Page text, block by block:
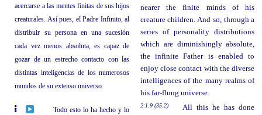
acercarse a las mentes finitas de sus hijos
creaturales. Así pues, el Padre Infinito, al
distribuir su persona en una sucesión
cada vez menos absoluta, es capaz de
gozar de un estrecho contacto con las
distintas inteligencias de los numerosos
mundos de su extenso universo.
nearer the finite minds of his
creature children. And so, through a
series of personality distributions
which are diminishingly absolute,
the infinite Father is enabled to
enjoy close contact with the diverse
intelligences of the many realms of
his far-flung universe.
Todo esto lo ha hecho y lo
2:1.9 (35.2)
All this he has done